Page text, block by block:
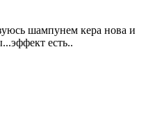
шампунем кера нова и
есть..